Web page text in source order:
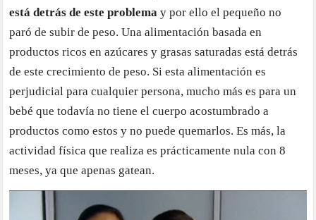
está detrás de este problema y por ello el pequeño no
paró de subir de peso. Una alimentación basada en
productos ricos en azúcares y grasas saturadas está detrás
de este crecimiento de peso. Si esta alimentación es
perjudicial para cualquier persona, mucho más es para un
bebé que todavía no tiene el cuerpo acostumbrado a
productos como estos y no puede quemarlos. Es más, la
actividad física que realiza es prácticamente nula con 8
meses, ya que apenas gatean.